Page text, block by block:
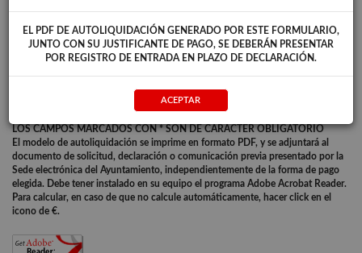
GESTIÓN TRIBUTARIA
Concejalía de Hacienda
Plaza de la Constitución, 8
46920 Mislata (Valencia)
LOS CAMPOS MARCADOS CON * SON DE CARÁCTER OBLIGATORIO
El modelo de autoliquidación se imprime en formato PDF, y se adjuntará al
documento de solicitud, declaración o comunicación previa presentado por la
Sede electrónica del Ayuntamiento, independientemente de la forma de pago
elegida. Debe tener instalado en su equipo el programa Adobe Acrobat Reader.
Para calcular, en caso de que no calcule automáticamente, hacer click en el
icono de €.
EL PDF DE AUTOLIQUIDACIÓN GENERADO POR ESTE FORMULARIO,
JUNTO CON SU JUSTIFICANTE DE PAGO, SE DEBERÁN PRESENTAR
POR REGISTRO DE ENTRADA EN PLAZO DE DECLARACIÓN.
ACEPTAR